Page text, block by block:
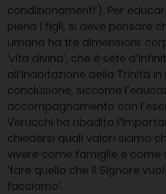
condizionamenti’). Per
piena i figli, si deve pensare
umana ha tre dimensioni:
‘vita divina’, che è sete
all’inabitazione della Trinità in
conclusione, siccome
accompagnamento con
Verucchi ha ribadito
chiedersi quali valori siamo
vivere come famiglie e come
‘fare quello che il Signore
facciamo’.